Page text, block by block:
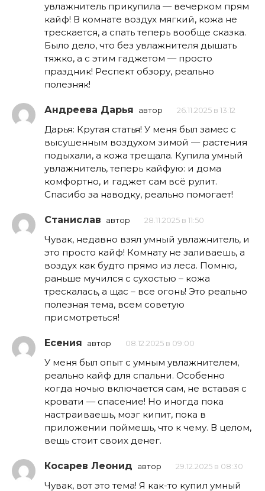
увлажнитель прикупила — вечерком прям
кайф! В комнате воздух мягкий, кожа не
трескается, а спать теперь вообще сказка.
Было дело, что без увлажнителя дышать
тяжко, а с этим гаджетом — просто
праздник! Респект обзору, реально
полезняк!
Андреева Дарья автор 26.11.2025 в 13:12
Дарья: Крутая статья! У меня был замес с
высушенным воздухом зимой — растения
подыхали, а кожа трещала. Купила умный
увлажнитель, теперь кайфую: и дома
комфортно, и гаджет сам всё рулит.
Спасибо за наводку, реально помогает!
Станислав автор 28.11.2025 в 11:50
Чувак, недавно взял умный увлажнитель, и
это просто кайф! Комнату не заливаешь, а
воздух как будто прямо из леса. Помню,
раньше мучился с сухостью – кожа
трескалась, а щас – все огонь! Это реально
полезная тема, всем советую
присмотреться!
Есения автор 08.12.2025 в 09:00
У меня был опыт с умным увлажнителем,
реально кайф для спальни. Особенно
когда ночью включается сам, не вставая с
кровати — спасение! Но иногда пока
настраиваешь, мозг кипит, пока в
приложении поймешь, что к чему. В целом,
вещь стоит своих денег.
Косарев Леонид автор 29.12.2025 в 08:30
Чувак, вот это тема! Я как-то купил умный